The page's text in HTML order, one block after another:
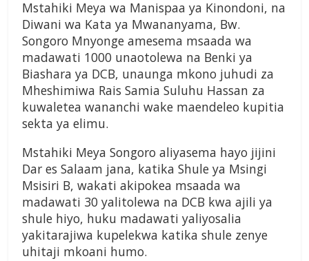
Mstahiki Meya wa Manispaa ya Kinondoni, na
Diwani wa Kata ya Mwananyama, Bw.
Songoro Mnyonge amesema msaada wa
madawati 1000 unaotolewa na Benki ya
Biashara ya DCB, unaunga mkono juhudi za
Mheshimiwa Rais Samia Suluhu Hassan za
kuwaletea wananchi wake maendeleo kupitia
sekta ya elimu.
Mstahiki Meya Songoro aliyasema hayo jijini
Dar es Salaam jana, katika Shule ya Msingi
Msisiri B, wakati akipokea msaada wa
madawati 30 yalitolewa na DCB kwa ajili ya
shule hiyo, huku madawati yaliyosalia
yakitarajiwa kupelekwa katika shule zenye
uhitaji mkoani humo.